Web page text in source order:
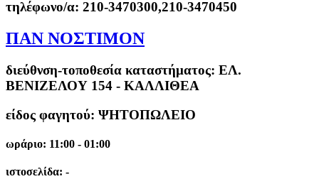
τηλέφωνο/α: 210-3470300,210-3470450
ΠΑΝ ΝΟΣΤΙΜΟΝ
διεύθνση-τοποθεσία καταστήματος: ΕΛ.
ΒΕΝΙΖΕΛΟΥ 154 - ΚΑΛΛΙΘΕΑ
είδος φαγητού: ΨΗΤΟΠΩΛΕΙΟ
ωράριο: 11:00 - 01:00
ιστοσελίδα: -